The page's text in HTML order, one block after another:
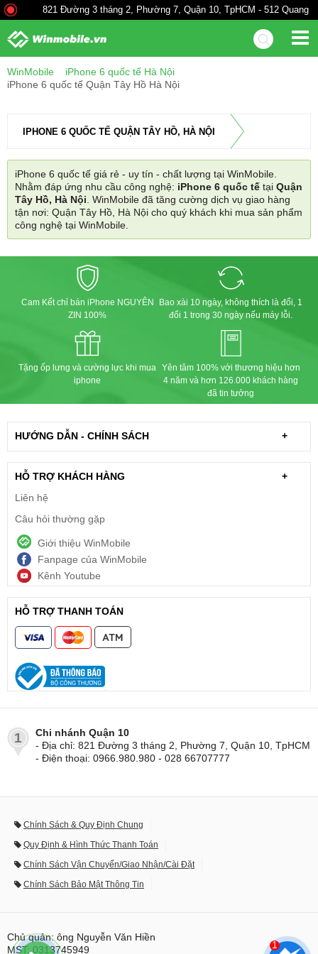
821 Đường 3 tháng 2, Phường 7, Quận 10, TpHCM - 512 Quang
WinMobile
iPhone 6 quốc tế Hà Nội
iPhone 6 quốc tế Quận Tây Hồ Hà Nội
IPHONE 6 QUỐC TẾ QUẬN TÂY HỒ, HÀ NỘI
iPhone 6 quốc tế giá rẻ - uy tín - chất lượng tại WinMobile.
Nhằm đáp ứng nhu cầu công nghệ: iPhone 6 quốc tế tại Quận
Tây Hồ, Hà Nội. WinMobile đã tăng cường dịch vụ giao hàng
tận nơi: Quận Tây Hồ, Hà Nội cho quý khách khi mua sản phẩm
công nghệ tại WinMobile.
Cam Kết chỉ bán iPhone NGUYÊN
ZIN 100%
Bao xài 10 ngày, không thích là đổi, 1
đổi 1 trong 30 ngày nếu máy lỗi.
Tặng ốp lưng và cường lực khi mua
iphone
Yên tâm 100% với thương hiệu hơn
4 năm và hơn 126.000 khách hàng
đã tin tưởng
HƯỚNG DẪN - CHÍNH SÁCH +
HỖ TRỢ KHÁCH HÀNG
+
Liên hệ
Câu hỏi thường gặp
Giới thiệu WinMobile
Fanpage của WinMobile
Kênh Youtube
HỖ TRỢ THANH TOÁN
1
Chi nhánh Quận 10
- Địa chỉ: 821 Đường 3 tháng 2, Phường 7, Quận 10, TpHCM
- Điện thoại: 0966.980.980 - 028 66707777
Chính Sách & Quy Định Chung
Quy Định & Hình Thức Thanh Toán
Chính Sách Vận Chuyển/Giao Nhận/Cài Đặt
Chính Sách Bảo Mật Thông Tin
Chủ quản: ông Nguyễn Văn Hiền
MST: 0313745949
1